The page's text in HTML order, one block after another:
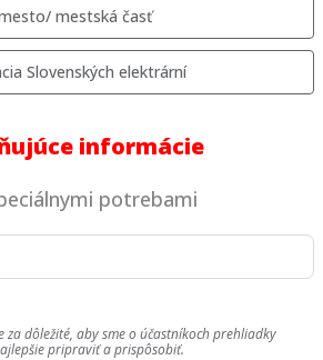
mestská časť
Slovenských elektrární
informácie
potrebami
za dôležité, aby sme o účastníkoch prehliadky
pripraviť a prispôsobiť.